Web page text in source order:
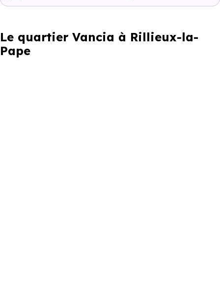
Le quartier Vancia à Rillieux-la-
Pape